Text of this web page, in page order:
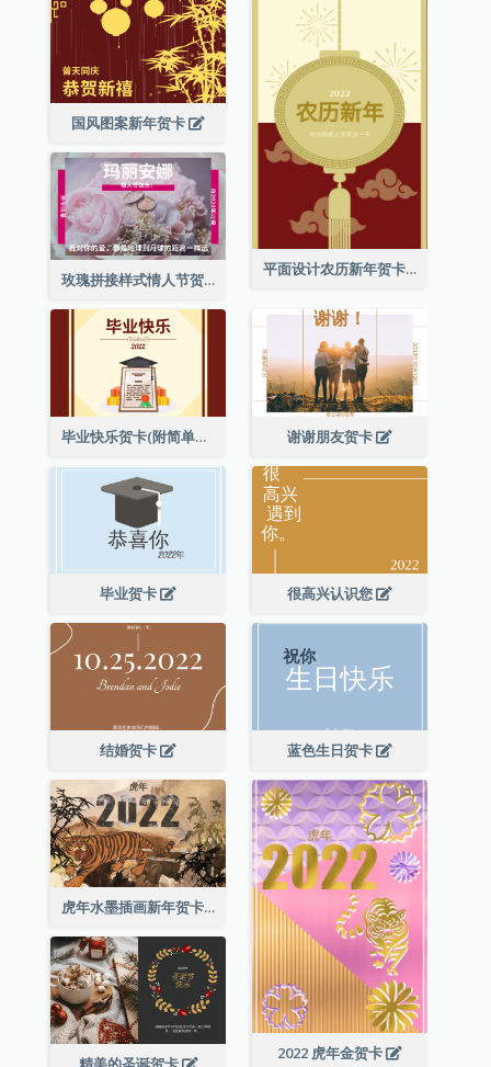
国风图案新年贺卡
平面设计农历新年贺卡与装饰
玫瑰拼接样式情人节贺卡
毕业快乐贺卡(附简单配图) 谢谢朋友贺卡
毕业贺卡 很高兴认识您
结婚贺卡 蓝色生日贺卡
虎年水墨插画新年贺卡
2022 虎年金贺卡